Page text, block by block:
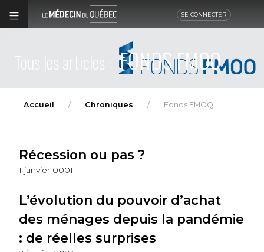
SE CONNECTER
Tous les articles : FONDS FMOQ
Accueil Chroniques Fonds FMOQ
Récession ou pas ?
1 janvier 0001
L’évolution du pouvoir d’achat
des ménages depuis la pandémie
: de réelles surprises